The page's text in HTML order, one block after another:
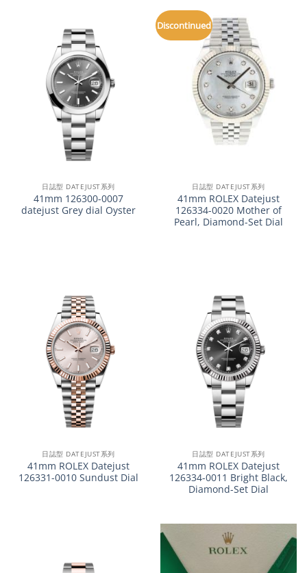
日誌型 DATEJUST系列
41mm 126300-0007
datejust Grey dial Oyster
Discontinued
日誌型 DATEJUST系列
41mm ROLEX Datejust
126334-0020 Mother of
Pearl, Diamond-Set Dial
日誌型 DATEJUST系列
41mm ROLEX Datejust
126331-0010 Sundust Dial
日誌型 DATEJUST系列
41mm ROLEX Datejust
126334-0011 Bright Black,
Diamond-Set Dial